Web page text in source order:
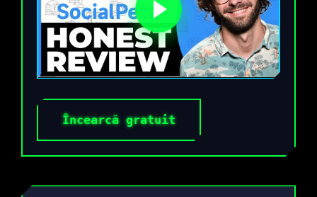
Încearcă gratuit